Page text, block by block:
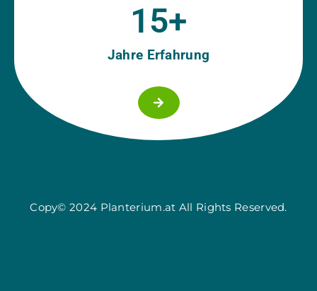
Jahre Erfahrung
15+
Copy© 2024 Planterium.at All Rights Reserved.